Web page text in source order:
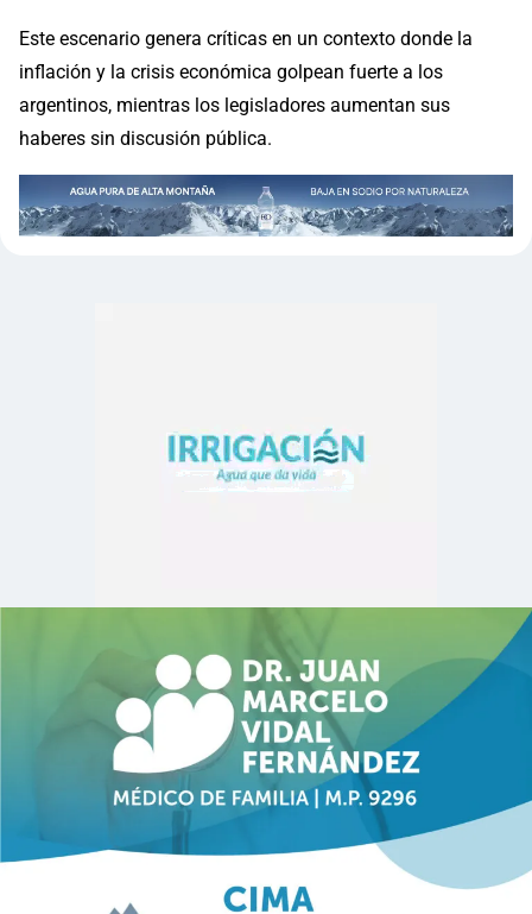
Este escenario genera críticas en un contexto donde la
inflación y la crisis económica golpean fuerte a los
argentinos, mientras los legisladores aumentan sus
haberes sin discusión pública.